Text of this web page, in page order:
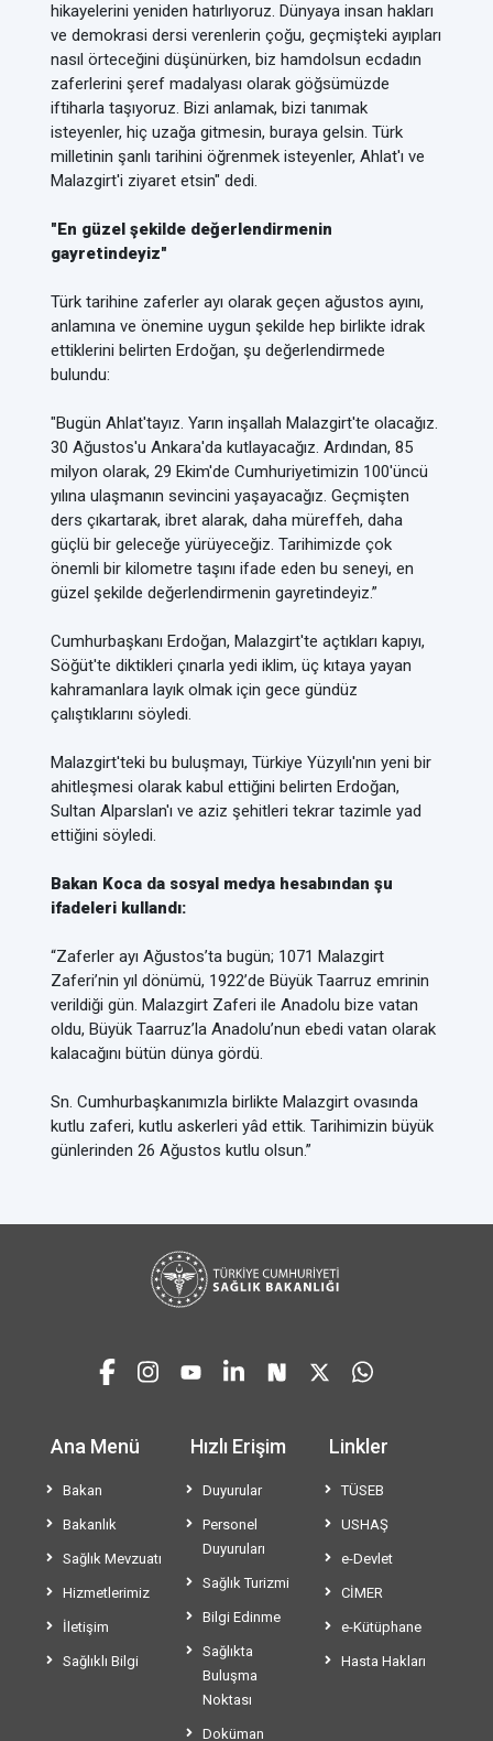
hikayelerini yeniden hatırlıyoruz. Dünyaya insan hakları
ve demokrasi dersi verenlerin çoğu, geçmişteki ayıpları
nasıl örteceğini düşünürken, biz hamdolsun ecdadın
zaferlerini şeref madalyası olarak göğsümüzde
iftiharla taşıyoruz. Bizi anlamak, bizi tanımak
isteyenler, hiç uzağa gitmesin, buraya gelsin. Türk
milletinin şanlı tarihini öğrenmek isteyenler, Ahlat'ı ve
Malazgirt'i ziyaret etsin" dedi.
"En güzel şekilde değerlendirmenin
gayretindeyiz"
Türk tarihine zaferler ayı olarak geçen ağustos ayını,
anlamına ve önemine uygun şekilde hep birlikte idrak
ettiklerini belirten Erdoğan, şu değerlendirmede
bulundu:
"Bugün Ahlat'tayız. Yarın inşallah Malazgirt'te olacağız.
30 Ağustos'u Ankara'da kutlayacağız. Ardından, 85
milyon olarak, 29 Ekim'de Cumhuriyetimizin 100'üncü
yılına ulaşmanın sevincini yaşayacağız. Geçmişten
ders çıkartarak, ibret alarak, daha müreffeh, daha
güçlü bir geleceğe yürüyeceğiz. Tarihimizde çok
önemli bir kilometre taşını ifade eden bu seneyi, en
güzel şekilde değerlendirmenin gayretindeyiz.”
Cumhurbaşkanı Erdoğan, Malazgirt'te açtıkları kapıyı,
Söğüt'te diktikleri çınarla yedi iklim, üç kıtaya yayan
kahramanlara layık olmak için gece gündüz
çalıştıklarını söyledi.
Malazgirt'teki bu buluşmayı, Türkiye Yüzyılı'nın yeni bir
ahitleşmesi olarak kabul ettiğini belirten Erdoğan,
Sultan Alparslan'ı ve aziz şehitleri tekrar tazimle yad
ettiğini söyledi.
Bakan Koca da sosyal medya hesabından şu
ifadeleri kullandı:
“Zaferler ayı Ağustos’ta bugün; 1071 Malazgirt
Zaferi’nin yıl dönümü, 1922’de Büyük Taarruz emrinin
verildiği gün. Malazgirt Zaferi ile Anadolu bize vatan
oldu, Büyük Taarruz’la Anadolu’nun ebedi vatan olarak
kalacağını bütün dünya gördü.
Sn. Cumhurbaşkanımızla birlikte Malazgirt ovasında
kutlu zaferi, kutlu askerleri yâd ettik. Tarihimizin büyük
günlerinden 26 Ağustos kutlu olsun.”
Ana Menü
Bakan
Bakanlık
Sağlık Mevzuatı
Hizmetlerimiz
İletişim
Sağlıklı Bilgi
Hızlı Erişim
Duyurular
Personel
Duyuruları
Sağlık Turizmi
Bilgi Edinme
Sağlıkta
Buluşma
Noktası
Doküman
Linkler
TÜSEB
USHAŞ
e-Devlet
CİMER
e-Kütüphane
Hasta Hakları